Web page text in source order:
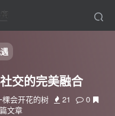
交的完美融合
棵会开花的树 21
0
文章